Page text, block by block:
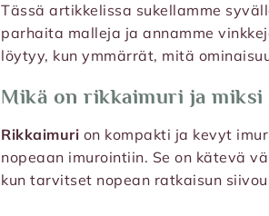
Tässä artikkelissa sukellamme
parhaita malleja ja annamme
löytyy, kun ymmärrät, mitä
Mikä on rikkaimuri ja miksi
Rikkaimuri on kompakti ja kevyt
nopeaan imurointiin. Se on kätevä
kun tarvitset nopean ratkaisun